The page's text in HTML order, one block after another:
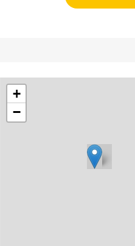
+
−